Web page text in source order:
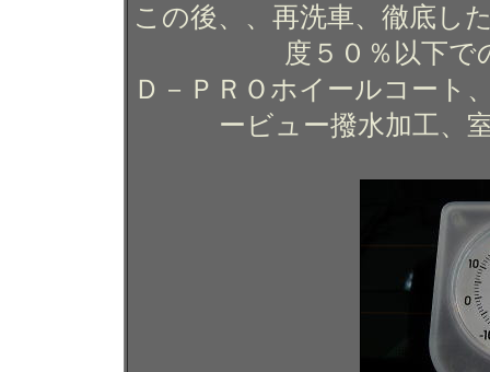
この後、、再洗車、徹底し
度５０％以下
Ｄ－ＰＲＯホイールコート
ービュー撥水加工、